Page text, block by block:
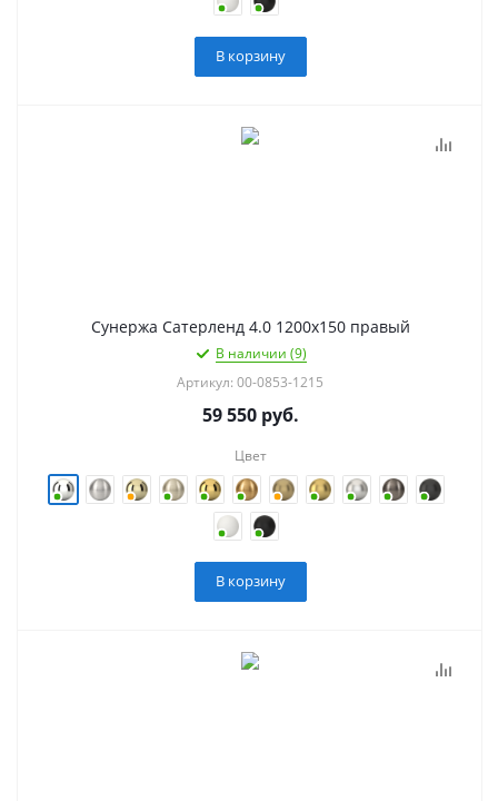
В корзину
Сунержа Сатерленд 4.0 1200х150 правый
В наличии (9)
Артикул: 00-0853-1215
59 550руб.
Цвет
В корзину